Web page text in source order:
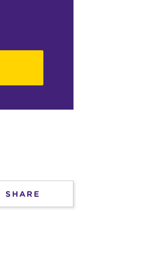
SHARE